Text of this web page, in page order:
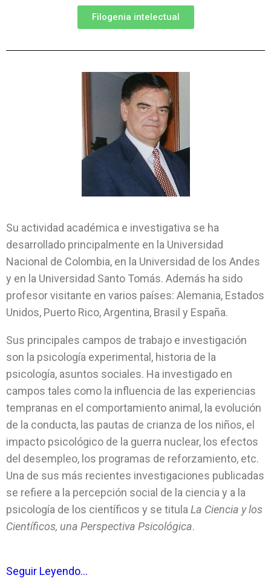
Filogenia intelectual
Su actividad académica e investigativa se ha
desarrollado principalmente en la Universidad
Nacional de Colombia, en la Universidad de los Andes
y en la Universidad Santo Tomás. Además ha sido
profesor visitante en varios países: Alemania, Estados
Unidos, Puerto Rico, Argentina, Brasil y España.
Sus principales campos de trabajo e investigación
son la psicología experimental, historia de la
psicología, asuntos sociales. Ha investigado en
campos tales como la influencia de las experiencias
tempranas en el comportamiento animal, la evolución
de la conducta, las pautas de crianza de los niños, el
impacto psicológico de la guerra nuclear, los efectos
del desempleo, los programas de reforzamiento, etc.
Una de sus más recientes investigaciones publicadas
se refiere a la percepción social de la ciencia y a la
psicología de los científicos y se titula La Ciencia y los
Científicos, una Perspectiva Psicológica.
Seguir Leyendo…